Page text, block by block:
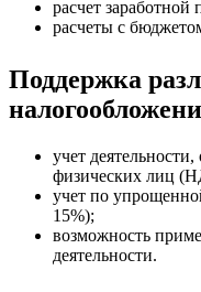
расчет
расчеты с
Поддержка
учет
физических лиц
учет по
15%);
возможность
деятельности.